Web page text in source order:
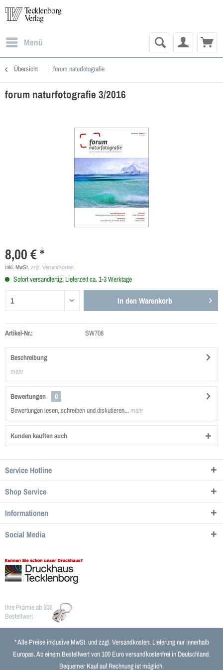
Menü
Übersicht forum naturfotografie
forum naturfotografie 3/2016
8,00 € *
inkl. MwSt. zzgl. Versandkosten
Sofort versandfertig, Lieferzeit ca. 1-3 Werktage
In den Warenkorb
Artikel-Nr.: SW708
Beschreibung
mehr
Bewertungen
0
Bewertungen lesen, schreiben und diskutieren... mehr
Kunden kauften auch
Service Hotline
Shop Service
Informationen
Social Media
Ihre Prämie ab 50€
Bestellwert
* Alle Preise inklusive MwSt. und zzgl.Versandkosten. Lieferung nur innerhalb
Europas. Ab einem Bestellwert von 100 Euro versandkostenfrei in Deutschland.
Bequemer Kauf auf Rechnung ist möglich.